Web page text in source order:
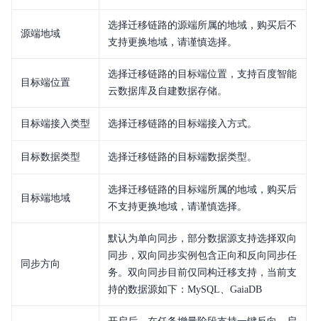
源端地域
选择迁移链路的源端所属的地域，购买后不
支持更换地域，请谨慎选择。
目标端位置
选择迁移链路的目标端位置，支持百度智能
云数据库及自建数据存储。
目标端接入类型 选择迁移链路的目标端接入方式。
目标数据类型 选择迁移链路的目标端数据类型。
目标端地域
选择迁移链路的目标端所属的地域，购买后
不支持更换地域，请谨慎选择。
同步方向
默认为单向同步，部分数据源支持选择双向
同步，双向同步实例包含正向和反向同步任
务。双向同步目前仅同构迁移支持，当前支
持的数据源如下：MySQL、GaiaDB